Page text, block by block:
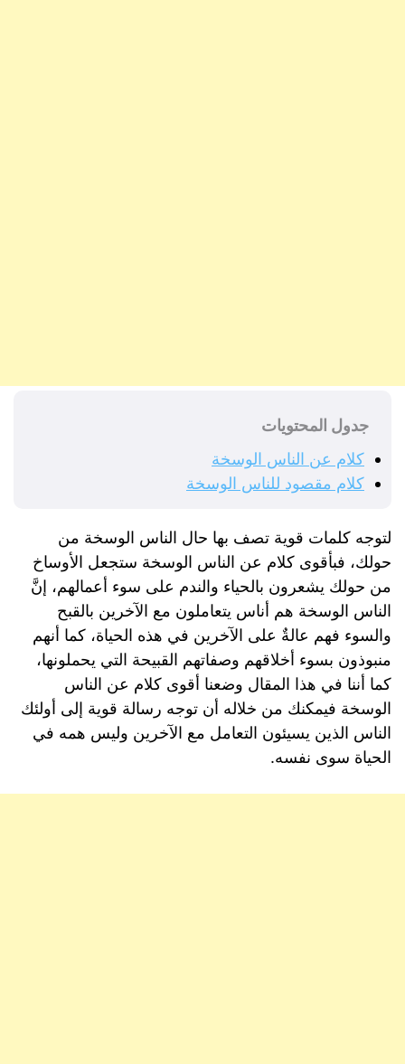
جدول المحتويات
كلام عن الناس الوسخة
كلام مقصود للناس الوسخة
لتوجه كلمات قوية تصف بها حال الناس الوسخة من
حولك، فبأقوى كلام عن الناس الوسخة ستجعل الأوساخ
من حولك يشعرون بالحياء والندم على سوء أعمالهم، إنَّ
الناس الوسخة هم أناس يتعاملون مع الآخرين بالقبح
والسوء فهم عالةٌ على الآخرين في هذه الحياة، كما أنهم
منبوذون بسوء أخلاقهم وصفاتهم القبيحة التي يحملونها،
كما أننا في هذا المقال وضعنا أقوى كلام عن الناس
الوسخة فيمكنك من خلاله أن توجه رسالة قوية إلى أولئك
الناس الذين يسيئون التعامل مع الآخرين وليس همه في
الحياة سوى نفسه.